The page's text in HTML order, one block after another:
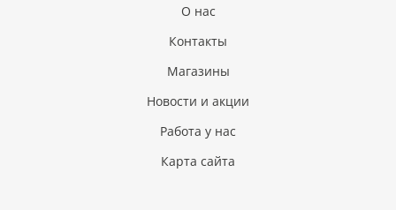
О нас
Контакты
Магазины
Новости и акции
Работа у нас
Карта сайта